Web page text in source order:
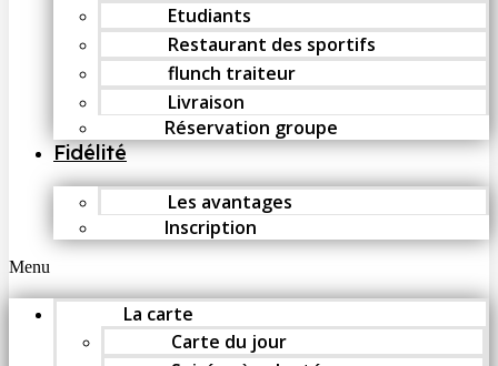
Etudiants
Restaurant des sportifs
flunch traiteur
Livraison
Réservation groupe
Fidélité
Les avantages
Inscription
Menu
La carte
Carte du jour